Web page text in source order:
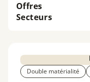
Offres
Secteurs
Double matérialité